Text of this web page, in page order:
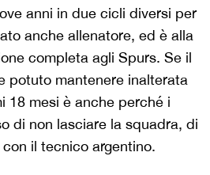
anni in due cicli diversi per
anche allenatore, ed è alla
completa agli Spurs. Se il
potuto mantenere inalterata
18 mesi è anche perché i
di non lasciare la squadra, di
il tecnico argentino.